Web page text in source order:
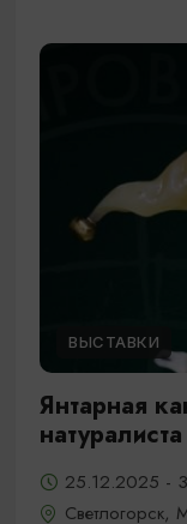
ВЫСТАВКИ
Янтарная
натуралиста
25.12.2025 -
Светлогорск,